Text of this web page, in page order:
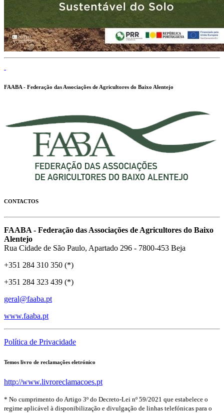
FAABA - Federação das Associações de Agricultores do Baixo Alentejo
CONTACTOS
FAABA - Federação das Associações de Agricultores do Baixo
Alentejo
Rua Cidade de São Paulo, Apartado 296 - 7800-453 Beja
+351 284 310 350 (*)
+351 284 323 439 (*)
geral@faaba.pt
www.faaba.pt
Política de Privacidade
Temos livro de reclamações eletrónico
http://www.livroreclamacoes.pt
* No cumprimento do Artigo 3º do Decreto-Lei nº 59/2021 que estabelece o
regime aplicável à disponibilização e divulgação de linhas telefónicas para o